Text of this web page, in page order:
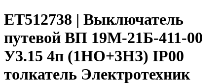
ET512738 | Выключатель
путевой ВП 19М-21Б-411-00
У3.15 4п (1НО+3НЗ) IP00
толкатель Электротехник